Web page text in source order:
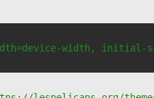
width, initial-